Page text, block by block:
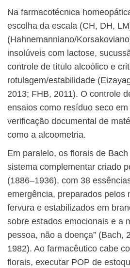
Na farmacotécnica
escolha da escala (CH, DH,
(Hahnemanniano/
insolúveis com lactose,
controle de título alcoólico e
rotulagem/estabilidade
2013; FHB, 2011). O controle
ensaios como resíduo seco
verificação documental de
como a alcoometria.
Em paralelo, os florais de
sistema complementar criado
(1886–1936), com 38
emergência, preparados pelos
fervura e estabilizados em
sobre estados emocionais e a
pessoa, não a doença” (Bach,
1982). Ao farmacêutico cabe
florais, executar POP de